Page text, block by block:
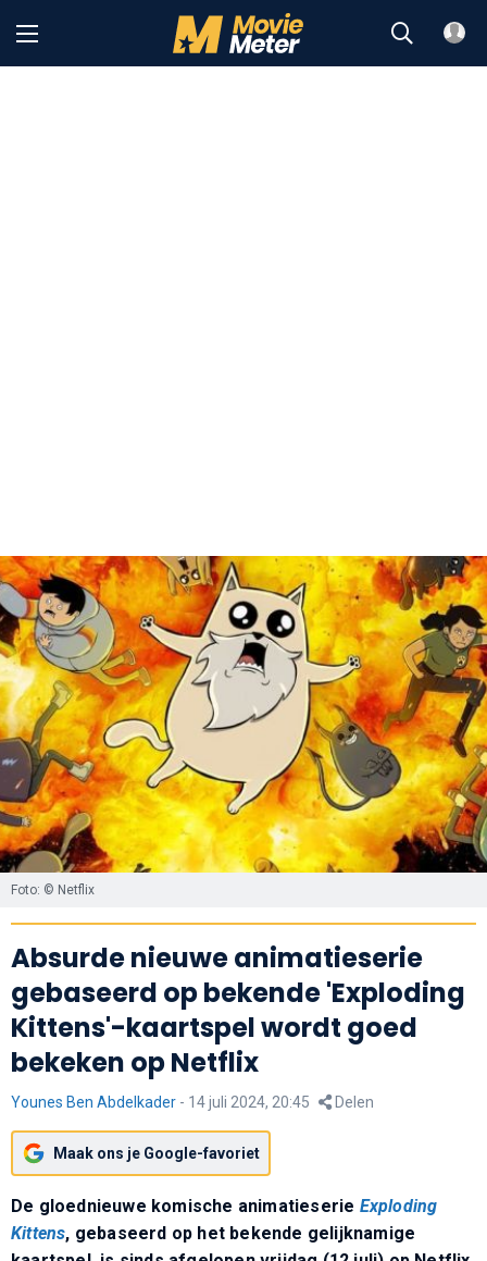
Foto: © Netflix
Absurde nieuwe animatieserie
gebaseerd op bekende 'Exploding
Kittens'-kaartspel wordt goed
bekeken op Netflix
Younes Ben Abdelkader - 14 juli 2024, 20:45 Delen
Maak ons je Google-favoriet
De gloednieuwe komische animatieserie Exploding
Kittens, gebaseerd op het bekende gelijknamige